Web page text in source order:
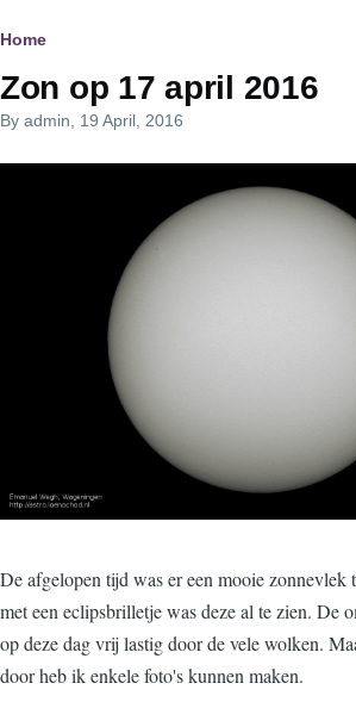
Breadcrumb
Home
Zon op 17 april 2016
By admin, 19 April, 2016
De afgelopen tijd was er een mooie
met een eclipsbrilletje was deze al te zien. De
op deze dag vrij lastig door de vele wolken.
door heb ik enkele foto's kunnen maken.